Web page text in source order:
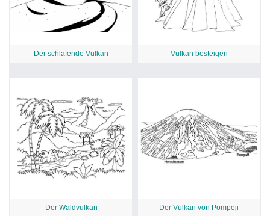
Der schlafende Vulkan Vulkan besteigen
Der Waldvulkan Der Vulkan von Pompeji